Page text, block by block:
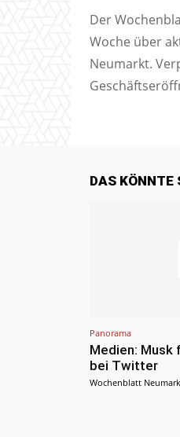
Der
Woche über
Neumarkt.
DAS KÖNNTE
Panorama
Medien:
bei Twitter
Wochenblatt